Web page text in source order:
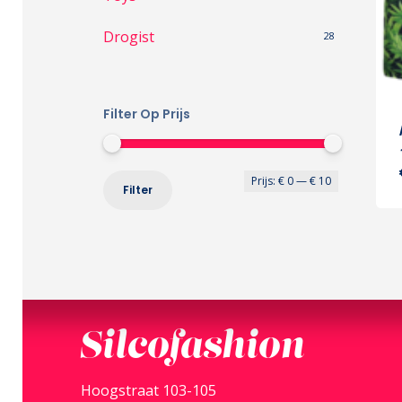
Drogist 28
Filter Op Prijs
Filter
Prijs: € 0—€ 10
Silcofashion
Hoogstraat 103-105